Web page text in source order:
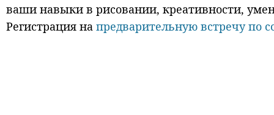
ваши навыки в рисовании, креативности,
Регистрация на предварительную встречу по